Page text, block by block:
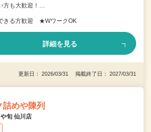
方も大歓迎！…
きる方歓迎 ★WワークOK
詳細を見る
更新日： 2026/03/31 掲載終了日： 2027/03/31
めや陳列
旬 仙川店